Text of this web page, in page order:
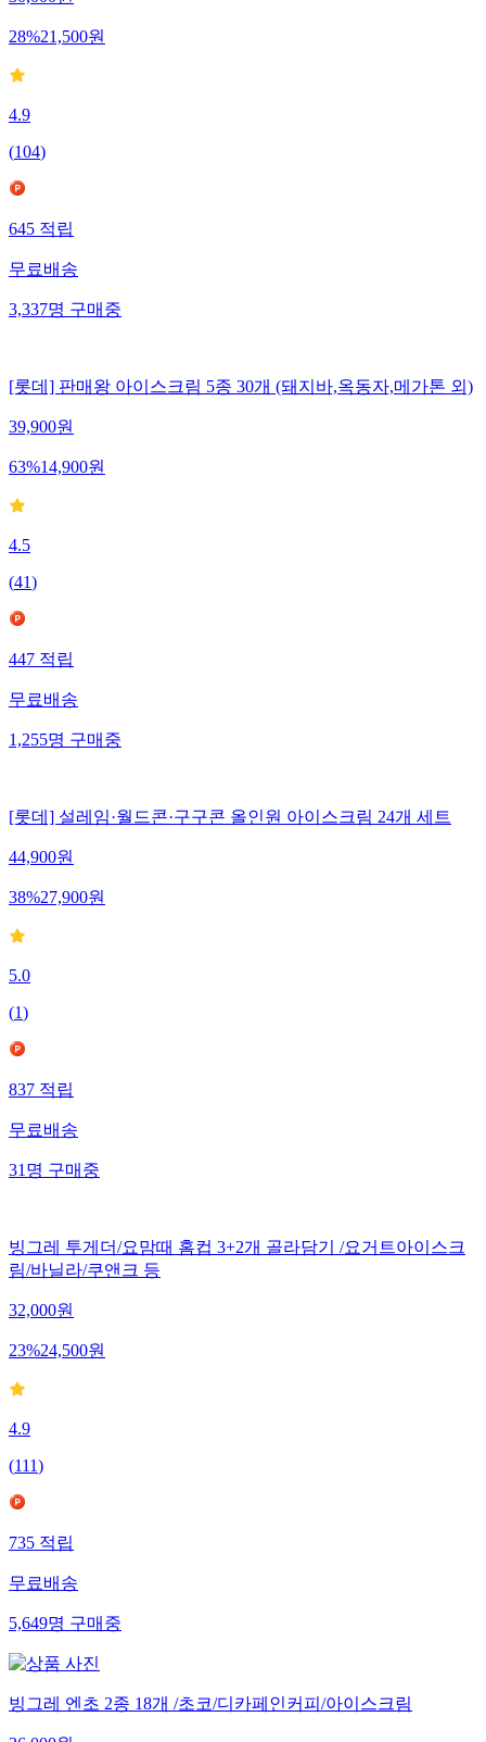
28%21,500원
4.9
(104)
645적립
무료배송
3,337명구매중
[롯데] 판매왕 아이스크림 5종 30개 (돼지바,옥동자,메가톤 외)
39,900원
63%14,900원
4.5
(41)
447적립
무료배송
1,255명구매중
[롯데] 설레임·월드콘·구구콘 올인원 아이스크림 24개 세트
44,900원
38%27,900원
5.0
(1)
837적립
무료배송
31명구매중
빙그레 투게더/요맘때 홈컵 3+2개 골라담기 /요거트아이스크
림/바닐라/쿠앤크 등
32,000원
23%24,500원
4.9
(111)
735적립
무료배송
5,649명구매중
빙그레 엔초 2종 18개 /초코/디카페인커피/아이스크림